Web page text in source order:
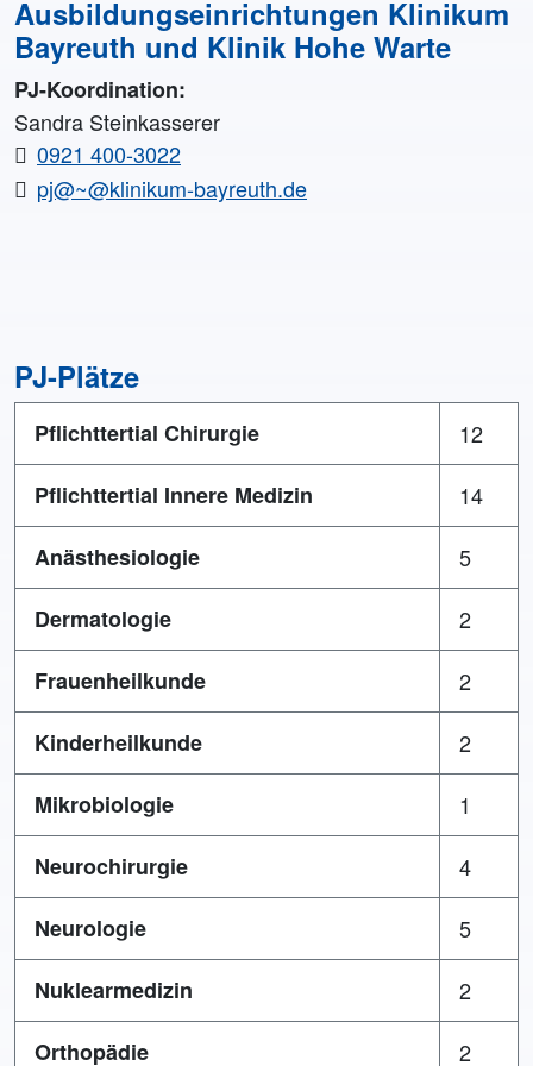
Ausbildungseinrichtungen Klinikum
Bayreuth und Klinik Hohe Warte
PJ-Koordination:
Sandra Steinkasserer
0921 400-3022
pj@~@klinikum-bayreuth.de
PJ-Plätze
Pflichttertial Chirurgie
12
Pflichttertial Innere Medizin
14
Anästhesiologie
5
Dermatologie
2
Frauenheilkunde
2
Kinderheilkunde
2
Mikrobiologie
1
Neurochirurgie
4
Neurologie
5
Nuklearmedizin
2
Orthopädie
2